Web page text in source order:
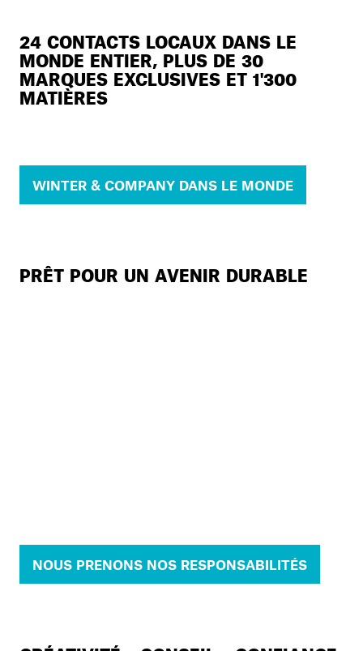
24 CONTACTS LOCAUX DANS LE
MONDE ENTIER, PLUS DE 30
MARQUES EXCLUSIVES ET 1'300
MATIÈRES
WINTER & COMPANY DANS LE MONDE
PRÊT POUR UN AVENIR DURABLE
NOUS PRENONS NOS RESPONSABILITÉS